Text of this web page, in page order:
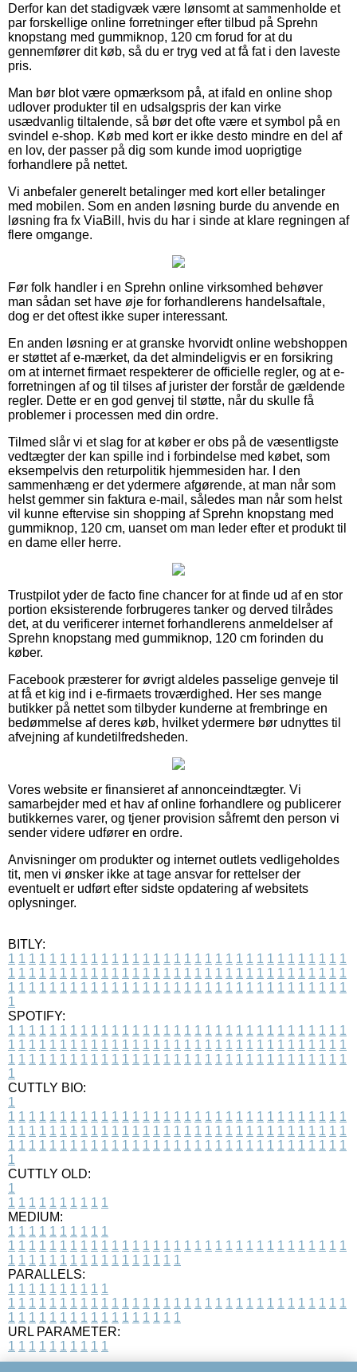
Derfor kan det stadigvæk være lønsomt at sammenholde et
par forskellige online forretninger efter tilbud på Sprehn
knopstang med gummiknop, 120 cm forud for at du
gennemfører dit køb, så du er tryg ved at få fat i den laveste
pris.
Man bør blot være opmærksom på, at ifald en online shop
udlover produkter til en udsalgspris der kan virke
usædvanlig tiltalende, så bør det ofte være et symbol på en
svindel e-shop. Køb med kort er ikke desto mindre en del af
en lov, der passer på dig som kunde imod uoprigtige
forhandlere på nettet.
Vi anbefaler generelt betalinger med kort eller betalinger
med mobilen. Som en anden løsning burde du anvende en
løsning fra fx ViaBill, hvis du har i sinde at klare regningen af
flere omgange.
Før folk handler i en Sprehn online virksomhed behøver
man sådan set have øje for forhandlerens handelsaftale,
dog er det oftest ikke super interessant.
En anden løsning er at granske hvorvidt online webshoppen
er støttet af e-mærket, da det almindeligvis er en forsikring
om at internet firmaet respekterer de officielle regler, og at e-
forretningen af og til tilses af jurister der forstår de gældende
regler. Dette er en god genvej til støtte, når du skulle få
problemer i processen med din ordre.
Tilmed slår vi et slag for at køber er obs på de væsentligste
vedtægter der kan spille ind i forbindelse med købet, som
eksempelvis den returpolitik hjemmesiden har. I den
sammenhæng er det ydermere afgørende, at man når som
helst gemmer sin faktura e-mail, således man når som helst
vil kunne eftervise sin shopping af Sprehn knopstang med
gummiknop, 120 cm, uanset om man leder efter et produkt til
en dame eller herre.
Trustpilot yder de facto fine chancer for at finde ud af en stor
portion eksisterende forbrugeres tanker og derved tilrådes
det, at du verificerer internet forhandlerens anmeldelser af
Sprehn knopstang med gummiknop, 120 cm forinden du
køber.
Facebook præsterer for øvrigt aldeles passelige genveje til
at få et kig ind i e-firmaets troværdighed. Her ses mange
butikker på nettet som tilbyder kunderne at frembringe en
bedømmelse af deres køb, hvilket ydermere bør udnyttes til
afvejning af kundetilfredsheden.
Vores website er finansieret af annonceindtægter. Vi
samarbejder med et hav af online forhandlere og publicerer
butikkernes varer, og tjener provision såfremt den person vi
sender videre udfører en ordre.
Anvisninger om produkter og internet outlets vedligeholdes
tit, men vi ønsker ikke at tage ansvar for rettelser der
eventuelt er udført efter sidste opdatering af websitets
oplysninger.
BITLY:
1 1 1 1 1 1 1 1 1 1 1 1 1 1 1 1 1 1 1 1 1 1 1 1 1 1 1 1 1 1 1 1 1
1 1 1 1 1 1 1 1 1 1 1 1 1 1 1 1 1 1 1 1 1 1 1 1 1 1 1 1 1 1 1 1 1
1 1 1 1 1 1 1 1 1 1 1 1 1 1 1 1 1 1 1 1 1 1 1 1 1 1 1 1 1 1 1 1 1
1
SPOTIFY:
1 1 1 1 1 1 1 1 1 1 1 1 1 1 1 1 1 1 1 1 1 1 1 1 1 1 1 1 1 1 1 1 1
1 1 1 1 1 1 1 1 1 1 1 1 1 1 1 1 1 1 1 1 1 1 1 1 1 1 1 1 1 1 1 1 1
1 1 1 1 1 1 1 1 1 1 1 1 1 1 1 1 1 1 1 1 1 1 1 1 1 1 1 1 1 1 1 1 1
1
CUTTLY BIO:
1
1 1 1 1 1 1 1 1 1 1 1 1 1 1 1 1 1 1 1 1 1 1 1 1 1 1 1 1 1 1 1 1 1
1 1 1 1 1 1 1 1 1 1 1 1 1 1 1 1 1 1 1 1 1 1 1 1 1 1 1 1 1 1 1 1 1
1 1 1 1 1 1 1 1 1 1 1 1 1 1 1 1 1 1 1 1 1 1 1 1 1 1 1 1 1 1 1 1 1
1
CUTTLY OLD:
1
1 1 1 1 1 1 1 1 1 1
MEDIUM:
1 1 1 1 1 1 1 1 1 1
1 1 1 1 1 1 1 1 1 1 1 1 1 1 1 1 1 1 1 1 1 1 1 1 1 1 1 1 1 1 1 1 1
1 1 1 1 1 1 1 1 1 1 1 1 1 1 1 1 1
PARALLELS:
1 1 1 1 1 1 1 1 1 1
1 1 1 1 1 1 1 1 1 1 1 1 1 1 1 1 1 1 1 1 1 1 1 1 1 1 1 1 1 1 1 1 1
1 1 1 1 1 1 1 1 1 1 1 1 1 1 1 1 1
URL PARAMETER:
1 1 1 1 1 1 1 1 1 1